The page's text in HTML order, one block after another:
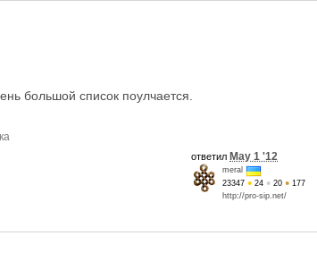
большой список поулчается.
ответил May 1 '12
meral
23347 ● 24 ● 20 ● 177
http://pro-sip.net/